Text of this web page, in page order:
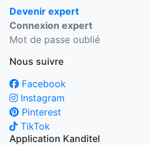
Devenir expert
Connexion expert
Mot de passe oublié
Nous suivre
Facebook
Instagram
Pinterest
TikTok
Application Kanditel